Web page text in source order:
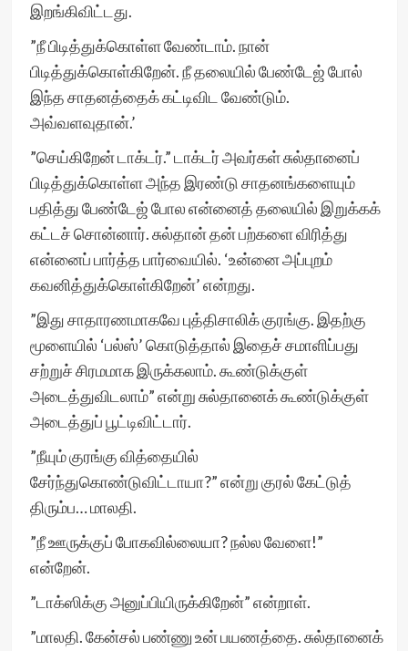
இறங்கிவிட்டது.
”நீ பிடித்துக்கொள்ள வேண்டாம். நான்
பிடித்துக்கொள்கிறேன். நீ தலையில் பேண்டேஜ் போல்
இந்த சாதனத்தைக் கட்டிவிட வேண்டும்.
அவ்வளவுதான்.’
”செய்கிறேன் டாக்டர்.” டாக்டர் அவர்கள் சுல்தானைப்
பிடித்துக்கொள்ள அந்த இரண்டு சாதனங்களையும்
பதித்து பேண்டேஜ் போல என்னைத் தலையில் இறுக்கக்
கட்டச் சொன்னார். சுல்தான் தன் பற்களை விரித்து
என்னைப் பார்த்த பார்வையில். ‘உன்னை அப்புறம்
கவனித்துக்கொள்கிறேன்’ என்றது.
”இது சாதாரணமாகவே புத்திசாலிக் குரங்கு. இதற்கு
மூளையில் ‘பல்ஸ்’ கொடுத்தால் இதைச் சமாளிப்பது
சற்றுச் சிரமமாக இருக்கலாம். கூண்டுக்குள்
அடைத்துவிடலாம்” என்று சுல்தானைக் கூண்டுக்குள்
அடைத்துப் பூட்டிவிட்டார்.
”நீயும் குரங்கு வித்தையில்
சேர்ந்துகொண்டுவிட்டாயா?” என்று குரல் கேட்டுத்
திரும்ப… மாலதி.
”நீ ஊருக்குப் போகவில்லையா? நல்ல வேளை!”
என்றேன்.
”டாக்ஸிக்கு அனுப்பியிருக்கிறேன்” என்றாள்.
”மாலதி. கேன்சல் பண்ணு உன் பயணத்தை. சுல்தானைக்